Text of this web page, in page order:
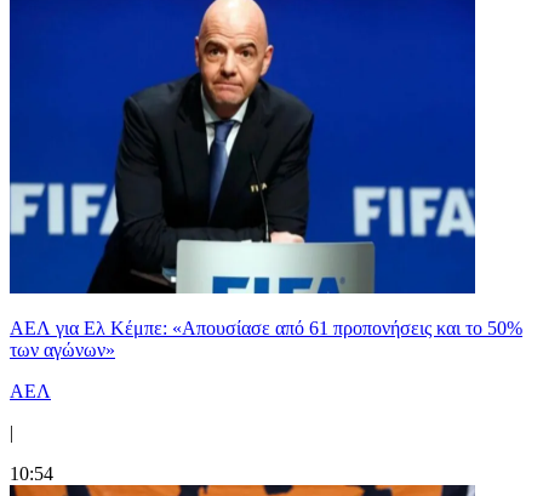
ΑΕΛ για Ελ Κέμπε: «Απουσίασε από 61 προπονήσεις και το 50%
των αγώνων»
ΑΕΛ
|
10:54